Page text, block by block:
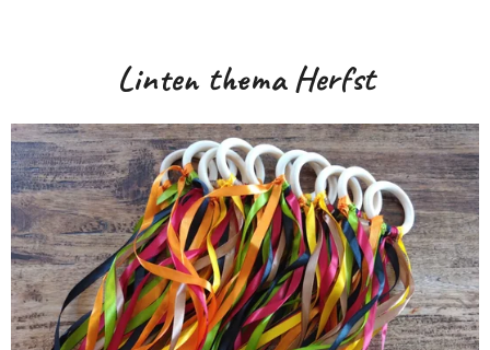
Linten thema Herfst